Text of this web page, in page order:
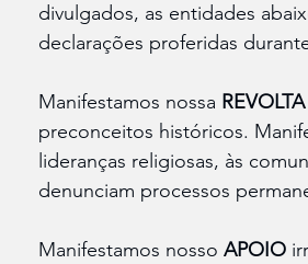
divulgados, as entidades
declarações proferidas
Manifestamos nossa REVOLTA
preconceitos históricos.
lideranças religiosas, às
denunciam processos
Manifestamos nosso APOIO